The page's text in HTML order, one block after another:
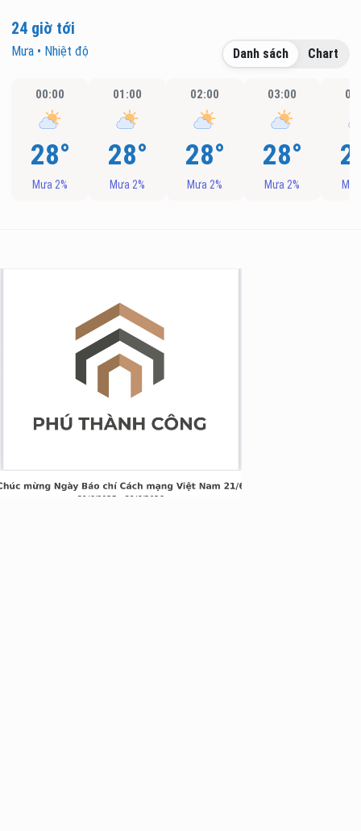
24 giờ tới
Mưa • Nhiệt độ Danh sách Chart
00:00
28°
Mưa 2%
01:00
28°
Mưa 2%
02:00
28°
Mưa 2%
03:00
28°
Mưa 2%